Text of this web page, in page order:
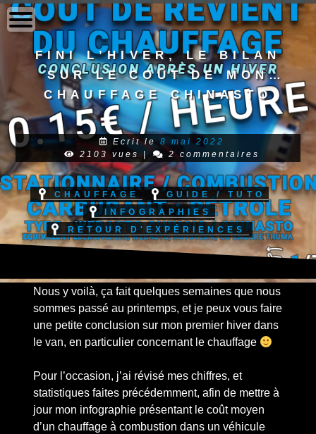
to
content
Chauffage
Guide / Tuto
Infographies
Retour d'expériences
Fini l’hiver, le bilan
sur le coût de mon
chauffage chinasto
Ecrit le8 mai 2022
2103 vues
2 commentaires
Nous y voilà, ça fait quelques semaines que nous
sommes passé au printemps, et je peux vous faire
une petite conclusion sur mon premier hiver dans
le van, en particulier concernant le chauffage
Pour l’occasion, j’ai révisé mes chiffres, et
statistiques faites précédemment, afin de mettre à
jour mon infographie présentant le coût moyen
d’un chauffage à combustion dans un véhicule